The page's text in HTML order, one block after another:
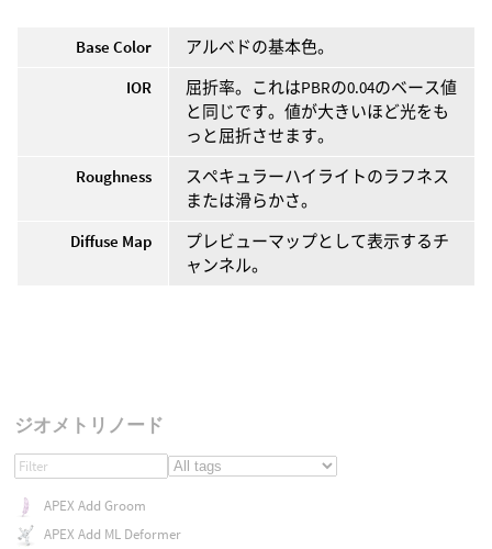
Base Color
アルベドの基本色。
IOR
屈折率。これはPBRの0.04のベース値
と同じです。値が大きいほど光をも
っと屈折させます。
Roughness
スペキュラーハイライトのラフネス
または滑らかさ。
Diffuse Map
プレビューマップとして表示するチ
ャンネル。
ジオメトリノード
APEX Add Groom
APEX Add ML Deformer